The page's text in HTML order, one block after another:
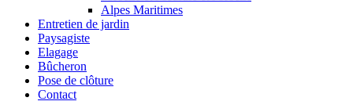
Alpes Maritimes
Entretien de jardin
Paysagiste
Elagage
Bûcheron
Pose de clôture
Contact